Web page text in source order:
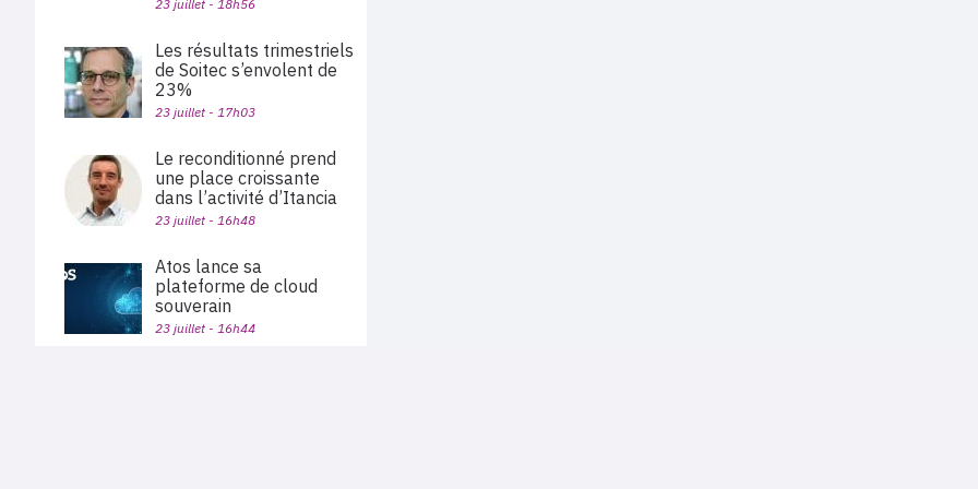
23 juillet - 18h56
Les résultats trimestriels
de Soitec s’envolent de
23%
23 juillet - 17h03
Le reconditionné prend
une place croissante
dans l’activité d’Itancia
23 juillet - 16h48
Atos lance sa
plateforme de cloud
souverain
23 juillet - 16h44